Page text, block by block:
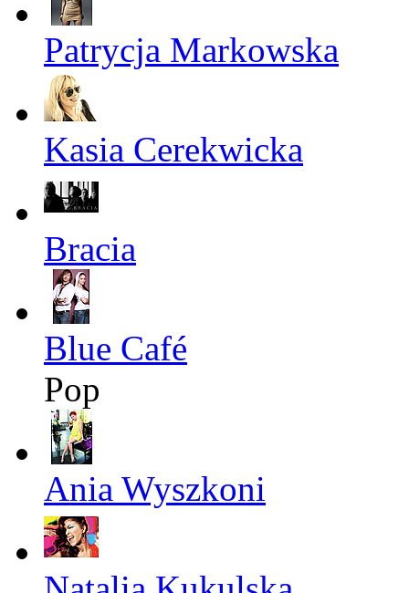
Patrycja Markowska
Kasia Cerekwicka
Bracia
Blue Café
Pop
Ania Wyszkoni